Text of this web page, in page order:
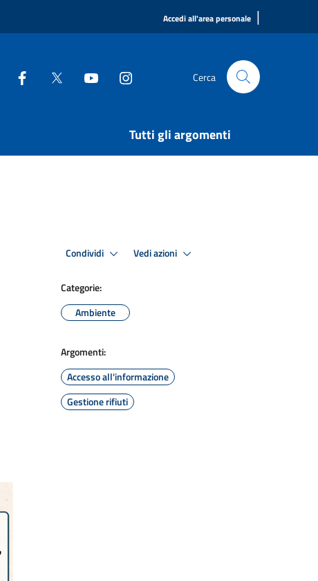
Accedi all'area personale |
Cerca
Tutti gli argomenti
Condividi Vedi azioni
Categorie:
Ambiente
Argomenti:
Accesso all'informazione
Gestione rifiuti